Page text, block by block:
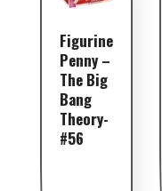
Figurine
Penny –
The Big
Bang
Theory-
#56